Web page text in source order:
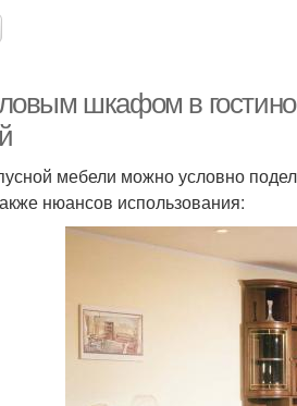
шкафом в
мебели можно условно
нюансов использования: